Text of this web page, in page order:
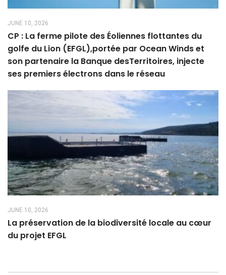
JUNE 10, 2026
CP : La ferme pilote des Éoliennes flottantes du
golfe du Lion (EFGL),portée par Ocean Winds et
son partenaire la Banque desTerritoires, injecte
ses premiers électrons dans le réseau
JUNE 10, 2026
La préservation de la biodiversité locale au cœur
du projet EFGL